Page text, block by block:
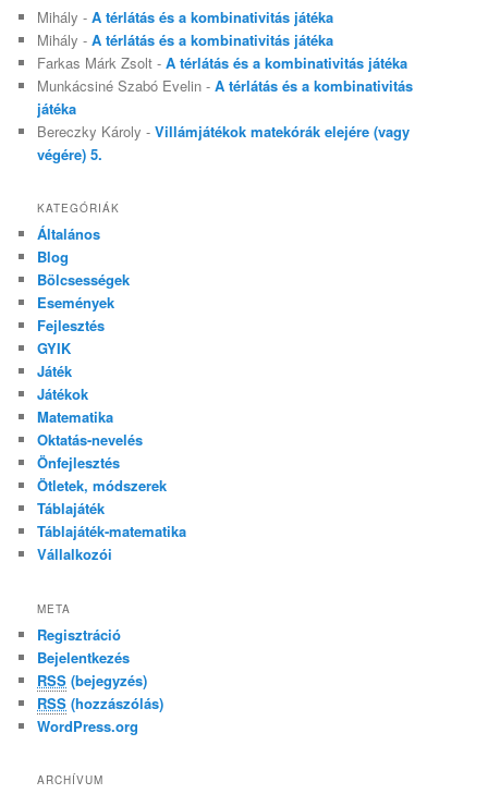
Mihály -A térlátás és a kombinativitás játéka
Mihály -A térlátás és a kombinativitás játéka
Farkas Márk Zsolt -A térlátás és a kombinativitás játéka
Munkácsiné Szabó Evelin -A térlátás és a kombinativitás
játéka
Bereczky Károly -Villámjátékok matekórák elejére (vagy
végére) 5.
KATEGÓRIÁK
Általános
Blog
Bölcsességek
Események
Fejlesztés
GYIK
Játék
Játékok
Matematika
Oktatás-nevelés
Önfejlesztés
Ötletek, módszerek
Táblajáték
Táblajáték-matematika
Vállalkozói
META
Regisztráció
Bejelentkezés
RSS (bejegyzés)
RSS (hozzászólás)
WordPress.org
ARCHÍVUM